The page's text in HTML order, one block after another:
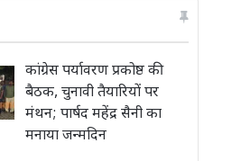
कांग्रेस पर्यावरण प्रकोष्ठ की
बैठक, चुनावी तैयारियों पर
मंथन; पार्षद महेंद्र सैनी का
मनाया जन्मदिन